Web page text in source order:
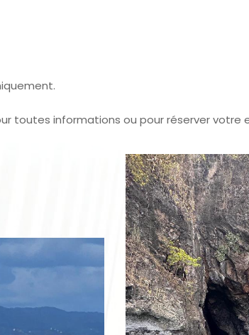
toutes informations ou pour réserver votre